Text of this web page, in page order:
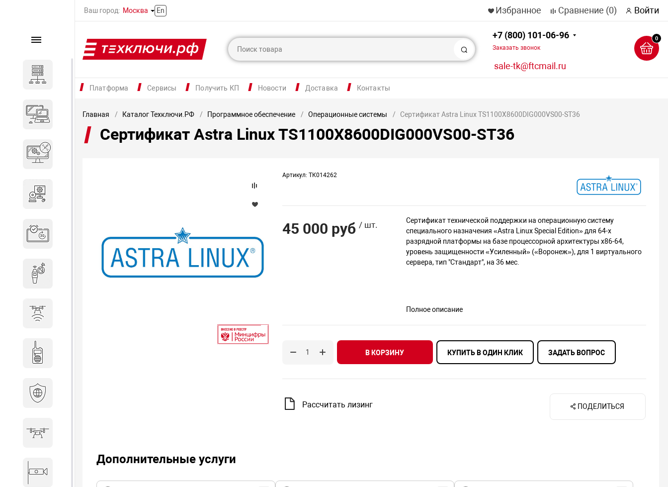
Ваш город: Москва En Избранное Сравнение (0) Войти
Поиск
+7 (800) 101-06-96
Заказать звонок
sale-tk@ftcmail.ru
0
Платформа Сервисы Получить КП Новости Доставка Контакты
Каталог
Компьютеры и ноутбуки
Комплектующие для
переговорных
Досмотровое оборудование
Главная Каталог Техключи.РФ Программное обеспечение Операционные системы Сертификат Astra Linux TS1100Х8600DIG000VS00-ST36
Сертификат Astra Linux TS1100Х8600DIG000VS00-ST36
Артикул: ТК014262
45 000 руб / шт.
Сертификат технической поддержки на операционную систему
специального назначения «Astra Linux Special Edition» для 64-х
разрядной платформы на базе процессорной архитектуры x86-64,
уровень защищенности «Усиленный» («Воронеж»), для 1 виртуального
сервера, тип "Стандарт", на 36 мес.
Полное описание
В КОРЗИНУ КУПИТЬ В ОДИН КЛИК ЗАДАТЬ ВОПРОС
Рассчитать лизинг ПОДЕЛИТЬСЯ
Дополнительные услуги